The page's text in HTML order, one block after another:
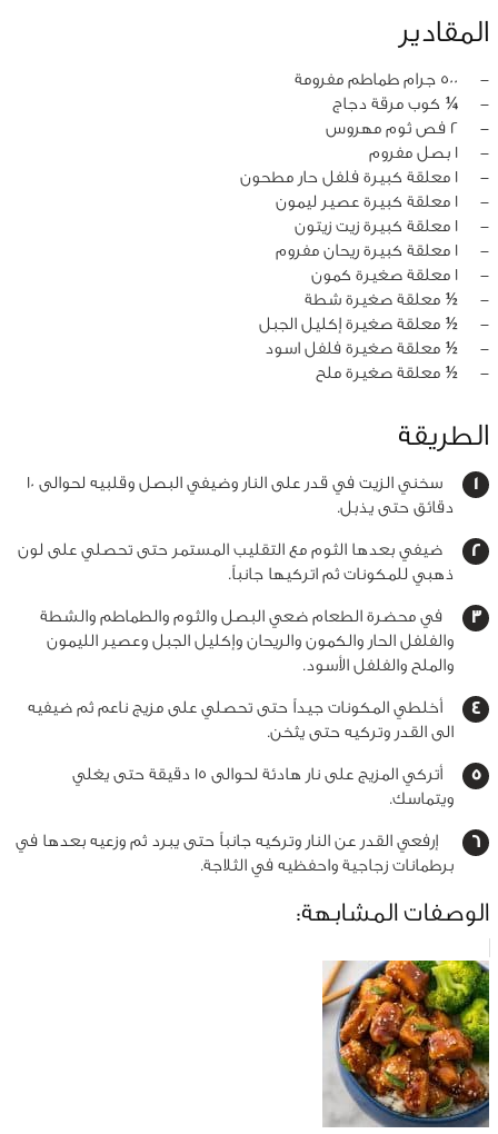
المقادير
‏-
500 جرام طماطم مفرومة
‏-
¼ كوب مرقة دجاج
‏-
2 فص ثوم مهروس
‏-
1 بصل مفروم
‏-
1 معلقة كبيرة فلفل حار مطحون
‏-
1 معلقة كبيرة عصير ليمون
‏-
1 معلقة كبيرة زيت زيتون
‏-
1 معلقة كبيرة ريحان مفروم
‏-
1 معلقة صغيرة كمون
‏-
½ معلقة صغيرة شطة
‏-
½ معلقة صغيرة إكليل الجبل
‏-
½ معلقة صغيرة فلفل اسود
‏-
½ معلقة صغيرة ملح
الطريقة
سخني الزيت في قدر على النار وضيفي البصل وقلبيه لحوالى 10
دقائق حتى يذبل.
ضيفي بعدها الثوم مع التقليب المستمر حتى تحصلي على لون
ذهبي للمكونات ثم اتركيها جانباً.
في محضرة الطعام ضعي البصل والثوم والطماطم والشطة
والفلفل الحار والكمون والريحان وإكليل الجبل وعصير الليمون
والملح والفلفل الأسود.
أخلطي المكونات جيداً حتى تحصلي على مزيج ناعم ثم ضيفيه
الى القدر وتركيه حتى يثخن.
أتركي المزيج على نار هادئة لحوالى 15 دقيقة حتى يغلي
ويتماسك.
إرفعي القدر عن النار وتركيه جانباً حتى يبرد ثم وزعيه بعدها في
برطمانات زجاجية واحفظيه في الثلاجة.
الوصفات المشابهة: